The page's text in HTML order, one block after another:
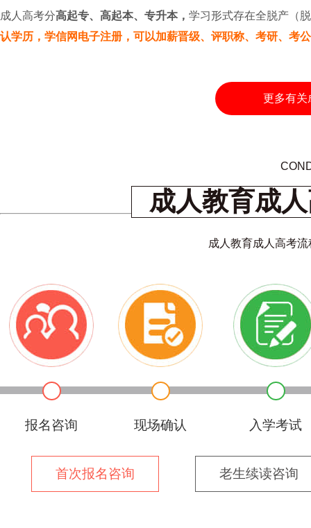
成人高考分高起专、高起本、专升本， 学习形式存在全脱产（
认学历，学信网电子注册，可以加薪晋级、评职称、考研、考
更多有关
成人教育成
成人教育成人高考
报名咨询 现场确认 入学考试
首次报名咨询 老生续读咨询